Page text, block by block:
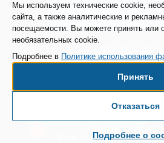
Получить
© Все права защищены.
Маркетинговая поддержка -
Мы используем технические cookie,
сайта, а также аналитические и
посещаемости. Вы можете принять или
необязательных cookie.
Подробнее в Политике использования
Принять
Отказаться
Подробнее о